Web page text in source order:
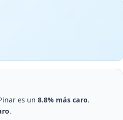
es un 8.8% más caro.
.